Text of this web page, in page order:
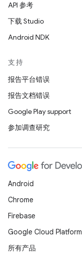
API 参考
下载 Studio
Android NDK
支持
报告平台错误
报告文档错误
Google Play support
参加调查研究
Android
Chrome
Firebase
Google Cloud Platform
所有产品